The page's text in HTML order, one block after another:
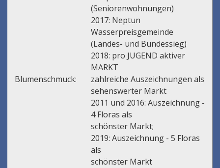
(Seniorenwohnungen)
2017: Neptun
Wasserpreisgemeinde
(Landes- und Bundessieg)
2018: pro JUGEND aktiver
MARKT
Blumenschmuck:
zahlreiche Auszeichnungen als
sehenswerter Markt
2011 und 2016: Auszeichnung -
4 Floras als
schönster Markt;
2019: Auszeichnung - 5 Floras
als
schönster Markt